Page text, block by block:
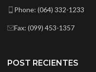
Phone: (064) 332-1233
Fax: (099) 453-1357
POST RECIENTES